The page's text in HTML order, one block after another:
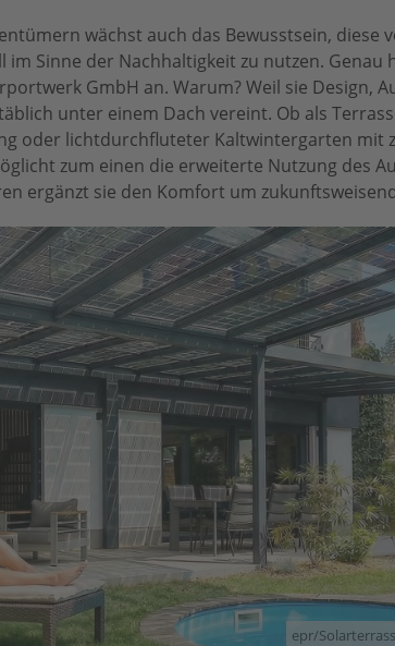
wächst auch das Bewusstsein, diese
Sinne der Nachhaltigkeit zu nutzen. Genau
GmbH an. Warum? Weil sie Design,
unter einem Dach vereint. Ob als
oder lichtdurchfluteter Kaltwintergarten mit
zum einen die erweiterte Nutzung des
ergänzt sie den Komfort um
epr/